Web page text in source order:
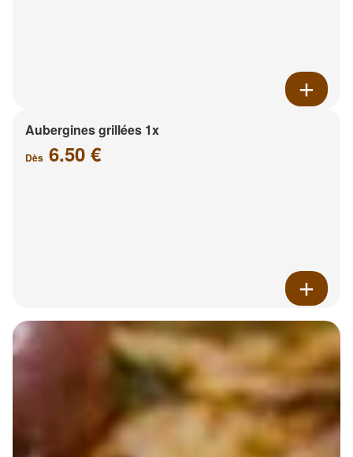
Aubergines grillées 1x
Dès 6.50 €